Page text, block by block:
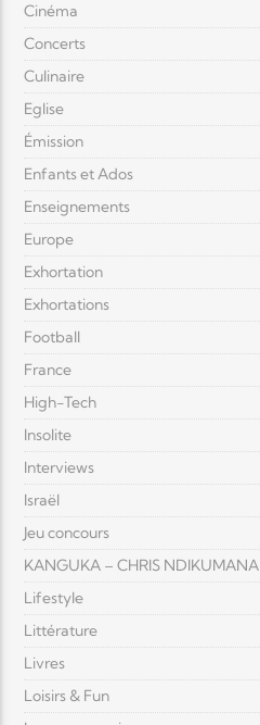
Cinéma
Concerts
Culinaire
Eglise
Émission
Enfants et Ados
Enseignements
Europe
Exhortation
Exhortations
Football
France
High-Tech
Insolite
Interviews
Israël
Jeu concours
KANGUKA – CHRIS NDIKUMANA
Lifestyle
Littérature
Livres
Loisirs & Fun